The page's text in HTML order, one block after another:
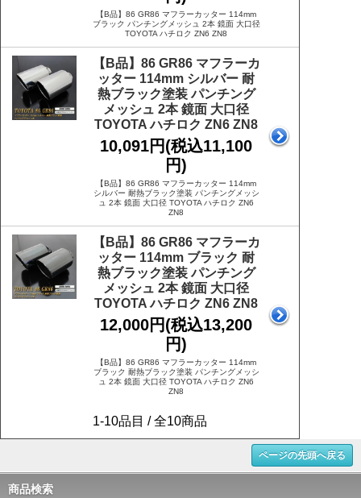
【B品】86 GR86 マフラーカッター 114mm
ブラック パンチングメッシュ 2本 鏡面 大口径
TOYOTA ハチロク ZN6 ZN8
【B品】86 GR86 マフラーカ
ッター 114mm シルバー 耐
熱ブラック塗装 パンチング
メッシュ 2本 鏡面 大口径
TOYOTA ハチロク ZN6 ZN8
10,091円(税込11,100
円)
【B品】86 GR86 マフラーカッター 114mm
シルバー 耐熱ブラック塗装 パンチングメッシ
ュ 2本 鏡面 大口径 TOYOTA ハチロク ZN6
ZN8
【B品】86 GR86 マフラーカ
ッター 114mm ブラック 耐
熱ブラック塗装 パンチング
メッシュ 2本 鏡面 大口径
TOYOTA ハチロク ZN6 ZN8
12,000円(税込13,200
円)
【B品】86 GR86 マフラーカッター 114mm
ブラック 耐熱ブラック塗装 パンチングメッシ
ュ 2本 鏡面 大口径 TOYOTA ハチロク ZN6
ZN8
1-10品目 / 全10商品
ページの先頭へ戻る
商品検索